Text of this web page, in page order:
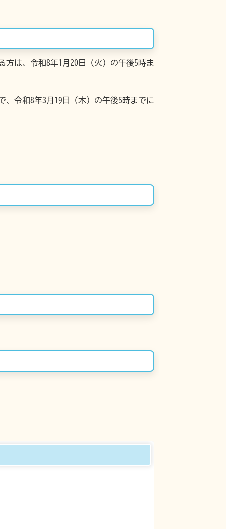
は、令和8年1月20日（火）の午後5時ま
令和8年3月19日（木）の午後5時までに